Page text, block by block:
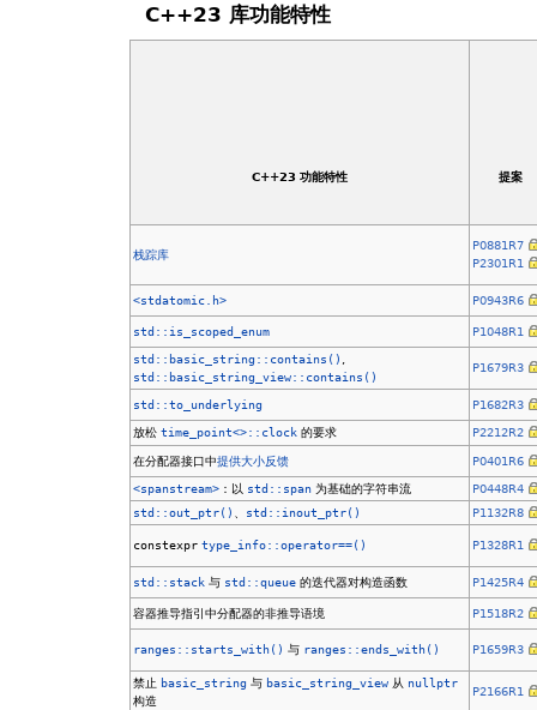
C++23 库功能特性
C++23 功能特性 提案
栈踪库
P0881R7
P2301R1
<stdatomic.h> P0943R6
std::is_scoped_enum
P1048R1
std::basic_string::contains()
std::basic_string_view::contains()
P1679R3
std::to_underlying
P1682R3
放松time_point<>::clock 的要求
P2212R2
在分配器接口中提供大小反馈
P0401R6
<spanstream> ：以 std::span 为基础的字符串流
P0448R4
std::out_ptr()
std::inout_ptr() P1132R8
constexpr type_info::operator==() P1328R1
std::stack 与 std::queue 的迭代器对构造函数 P1425R4
容器推导指引中分配器的非推导语境 P1518R2
ranges::starts_with() 与 ranges::ends_with() P1659R3
禁止 basic_string 与 basic_string_view 从 nullptr
构造
P2166R1